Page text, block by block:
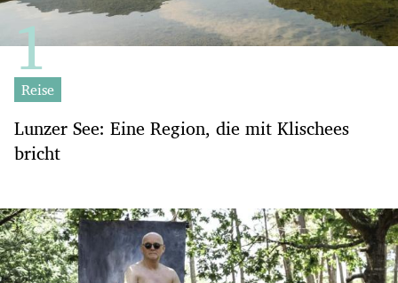
Reise
Lunzer See: Eine Region, die mit Klischees
bricht